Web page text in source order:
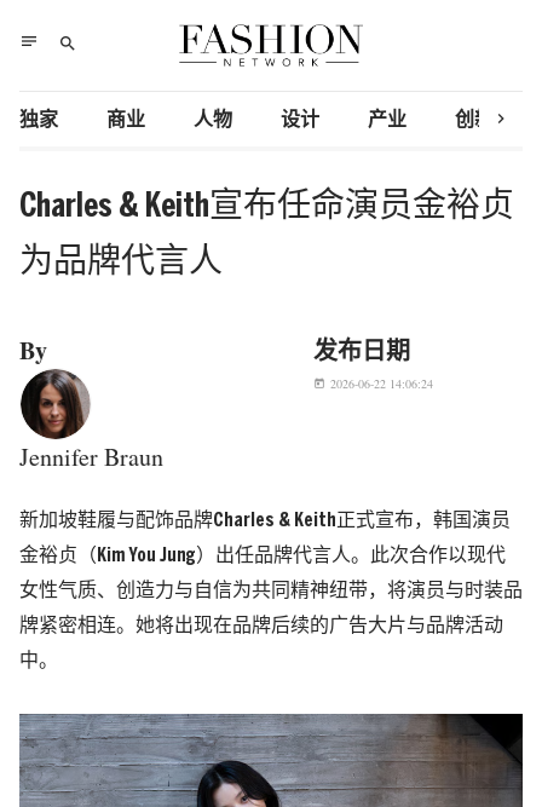
notes search
独家 商业 人物 设计 产业 创新研究
chevron_right
Charles & Keith宣布任命演员金裕贞
为品牌代言人
By
Jennifer Braun
发布日期
today 2026-06-22 14:06:24
新加坡鞋履与配饰品牌Charles & Keith正式宣布，韩国演员
金裕贞（Kim You Jung）出任品牌代言人。
此次合作以现代
女性气质、创造力与自信为共同精神纽带，将演员与时装品
牌紧密相连。她将出现在品牌后续的广告大片与品牌活动
中。